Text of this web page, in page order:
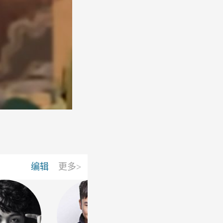
更多>
编辑